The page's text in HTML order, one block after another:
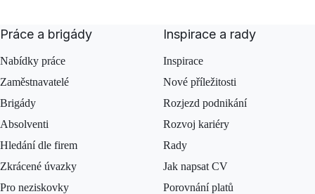
Práce a brigády
Nabídky práce
Zaměstnavatelé
Brigády
Absolventi
Hledání dle firem
Zkrácené úvazky
Pro neziskovky
Inspirace a rady
Inspirace
Nové příležitosti
Rozjezd podnikání
Rozvoj kariéry
Rady
Jak napsat CV
Porovnání platů